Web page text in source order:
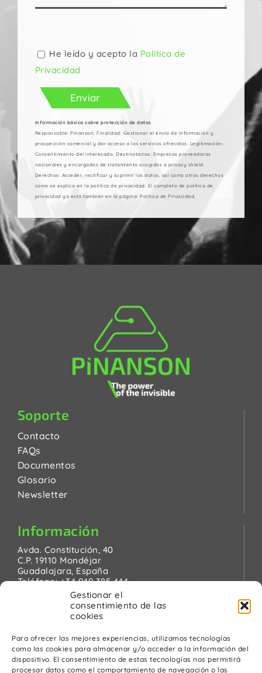
Gestionar el
consentimiento de las
cookies
Para ofrecer las mejores experiencias, utilizamos tecnologías
como las cookies para almacenar y/o acceder a la información del
dispositivo. El consentimiento de estas tecnologías nos permitirá
procesar datos como el comportamiento de navegación o las
deja
campo
vacío.
He leído y acepto la Política de
Privacidad
Información básica sobre protección de datos
Responsable: Pinanson. Finalidad: Gestionar el envío de información y
prospección comercial y dar acceso a los servicios ofrecidos. Legitimación:
Consentimiento del interesado. Destinatarios: Empresas proveedoras
nacionales y encargados de tratamiento acogidos a privacy shield.
Derechos: Acceder, rectificar y suprimir los datos, así como otros derechos
como se explica en la política de privacidad. El completo de política de
privacidad ya está también en la página: Política de Privacidad.
Soporte
Contacto
FAQs
Documentos
Glosario
Newsletter
Información
Avda. Constitución, 40
C.P. 19110 Mondéjar
Guadalajara, España
Teléfono:+34 949 385 444
pinanson@pinanson.eu
Legal